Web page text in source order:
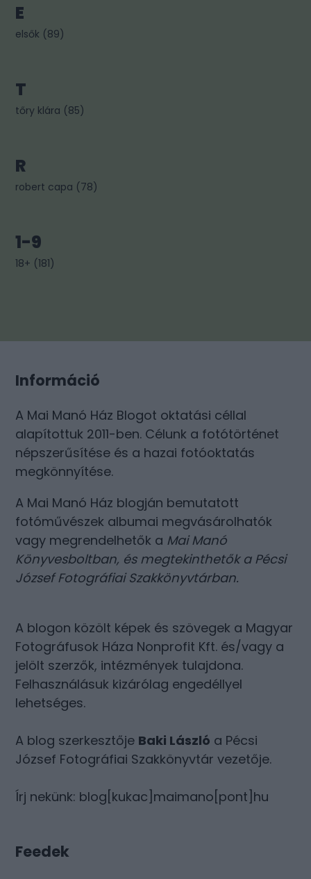
E
elsők (89)
T
tőry klára (85)
R
robert capa (78)
1-9
18+ (181)
Információ
A Mai Manó Ház Blogot oktatási céllal
alapítottuk 2011-ben. Célunk a fotótörténet
népszerűsítése és a hazai fotóoktatás
megkönnyítése.
A Mai Manó Ház blogján bemutatott
fotóművészek albumai megvásárolhatók
vagy megrendelhetők a Mai Manó
Könyvesboltban, és megtekinthetők a Pécsi
József Fotográfiai Szakkönyvtárban.
A blogon közölt képek és szövegek a Magyar
Fotográfusok Háza Nonprofit Kft. és/vagy a
jelölt szerzők, intézmények tulajdona.
Felhasználásuk kizárólag engedéllyel
lehetséges.
A blog szerkesztője Baki László a Pécsi
József Fotográfiai Szakkönyvtár vezetője.
Írj nekünk: blog[kukac]maimano[pont]hu
Feedek